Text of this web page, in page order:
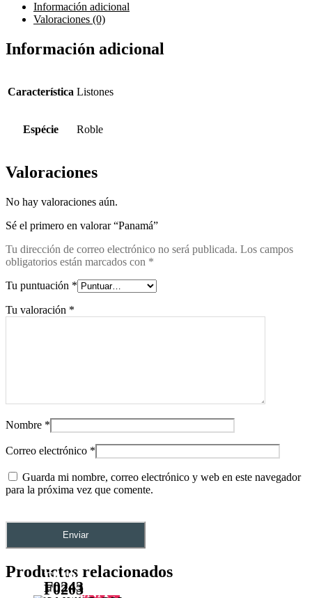
Información adicional
Valoraciones (0)
Información adicional
Característica Listones
Espécie Roble
Valoraciones
No hay valoraciones aún.
Sé el primero en valorar “Panamá”
Tu dirección de correo electrónico no será publicada. Los campos
obligatorios están marcados con *
Tu puntuación *
Tu valoración *
Nombre *
Correo electrónico *
Guarda mi nombre, correo electrónico y web en este navegador
para la próxima vez que comente.
Productos relacionados
F0192
ATHENA
F0203
F0243